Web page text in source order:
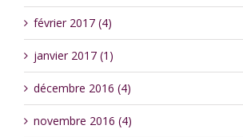
février 2017 (4)
janvier 2017 (1)
décembre 2016 (4)
novembre 2016 (4)